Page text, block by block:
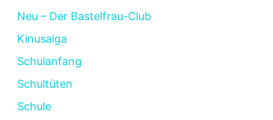
Neu – Der Bastelfrau-Club
Kinusaiga
Schulanfang
Schultüten
Schule